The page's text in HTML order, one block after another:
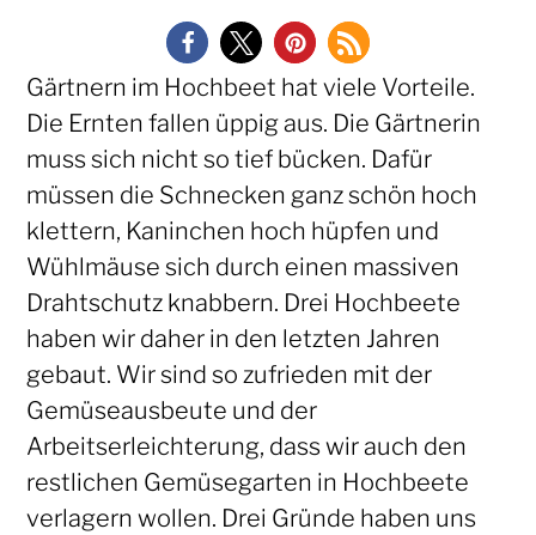
Gärtnern im Hochbeet hat viele Vorteile.
Die Ernten fallen üppig aus. Die Gärtnerin
muss sich nicht so tief bücken. Dafür
müssen die Schnecken ganz schön hoch
klettern, Kaninchen hoch hüpfen und
Wühlmäuse sich durch einen massiven
Drahtschutz knabbern. Drei Hochbeete
haben wir daher in den letzten Jahren
gebaut. Wir sind so zufrieden mit der
Gemüseausbeute und der
Arbeitserleichterung, dass wir auch den
restlichen Gemüsegarten in Hochbeete
verlagern wollen. Drei Gründe haben uns